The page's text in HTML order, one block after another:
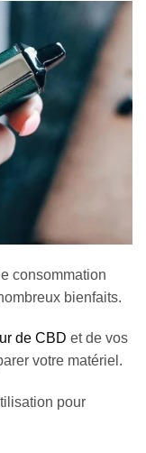
consommation
bienfaits.
de CBD et de vos
votre matériel.
pour